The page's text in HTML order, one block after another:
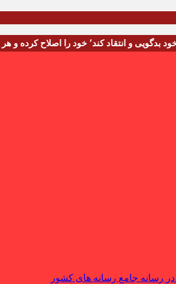
نماید٬ پس به تحقیق خویش را تباه نموده است.
رسانه جامع رسانه های کشور